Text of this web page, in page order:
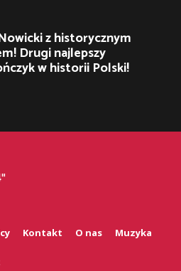
z historycznym
Drugi najlepszy
w historii Polski!
Kontakt O nas Muzyka